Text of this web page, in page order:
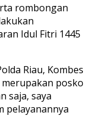
rombongan
Idul Fitri 1445
Riau, Kombes
posko
saja, saya
pelayanannya